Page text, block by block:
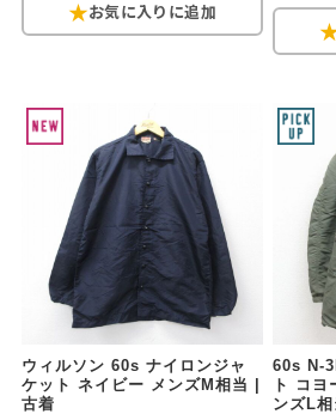
Tシャツ XS M
W37以上
Search by Maniacマニアックか
バンド
Tシャツ
アニメ
Tシャツ
ウィルソン 60s ナイロンジャ
ケット ネイビー メンズM相当 |
古着
60s N-
ト コヨ
ンズL